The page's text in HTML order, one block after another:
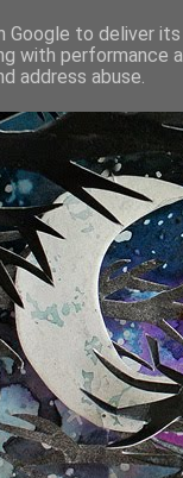
to deliver
with
address abuse.